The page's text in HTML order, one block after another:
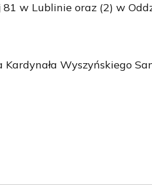
w Lublinie oraz (2) w
Wyszyńskiego